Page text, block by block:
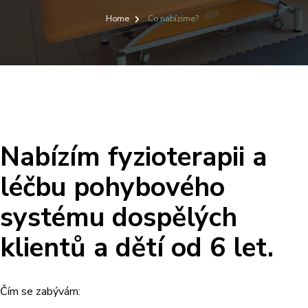
Home Co nabízíme?
Nabízím fyzioterapii a
léčbu pohybového
systému dospělých
klientů a dětí od 6 let.
Čím se zabývám: